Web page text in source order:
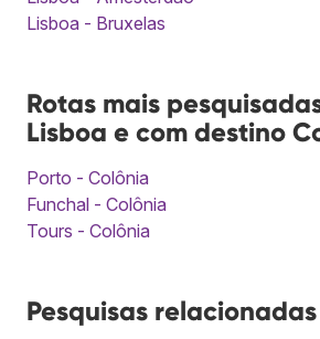
Lisboa - Bruxelas
Rotas mais
Lisboa e com destino
Porto - Colônia
Funchal - Colônia
Tours - Colônia
Pesquisas relacionadas